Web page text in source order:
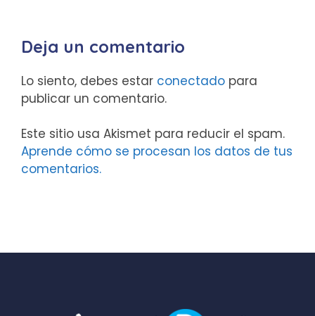
Deja un comentario
Lo siento, debes estar conectado para
publicar un comentario.
Este sitio usa Akismet para reducir el spam.
Aprende cómo se procesan los datos de tus
comentarios.